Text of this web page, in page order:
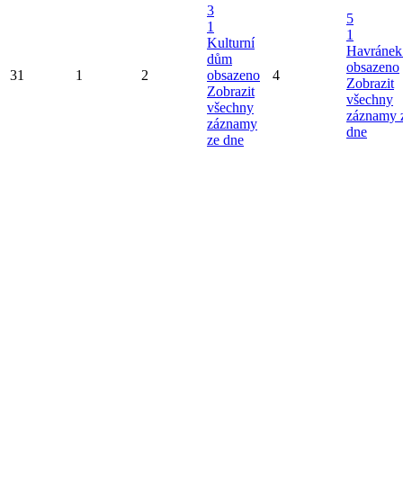
31 1 2
3
1
Kulturní
dům
obsazeno
Zobrazit
všechny
záznamy
ze dne
4
5
1
obsazeno
Zobrazit
všechny
záznamy
dne